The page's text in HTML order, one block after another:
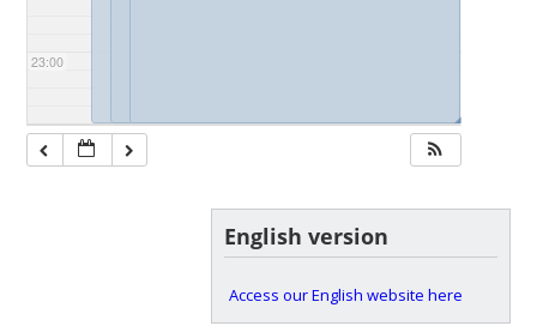
23:00
◢◢◢
English version
Access our English website here